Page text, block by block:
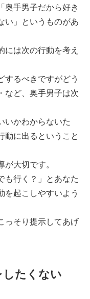
奥手男子だから好き
い」というものがあ
には次の行動を考え
するべきですがどう
など、奥手男子は次
いかわからないた
動に出るということ
が大切です。
も行く？」とあなた
を起こしやすいよう
っそり提示してあげ
したくない